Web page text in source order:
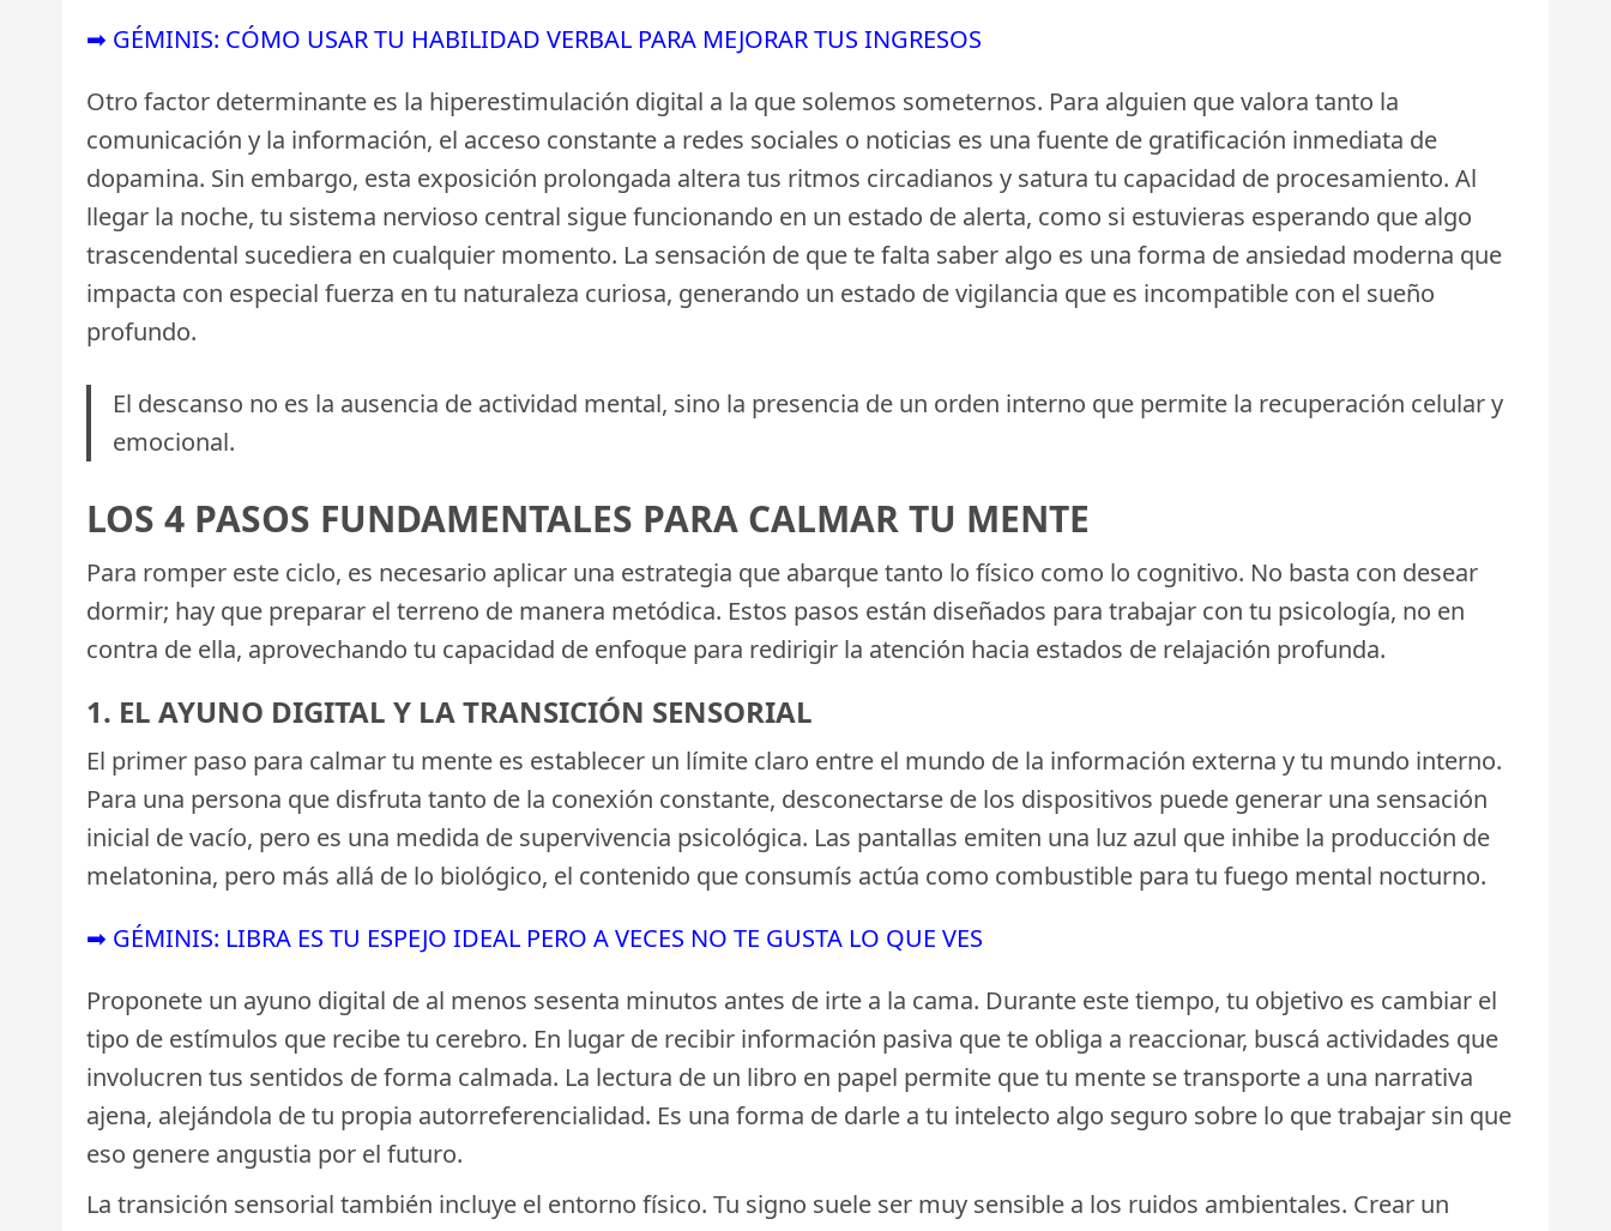
➡ GÉMINIS: CÓMO USAR TU HABILIDAD VERBAL PARA MEJORAR TUS INGRESOS
Otro factor determinante es la hiperestimulación digital a la que solemos someternos. Para alguien que valora tanto la
comunicación y la información, el acceso constante a redes sociales o noticias es una fuente de gratificación inmediata de
dopamina. Sin embargo, esta exposición prolongada altera tus ritmos circadianos y satura tu capacidad de procesamiento. Al
llegar la noche, tu sistema nervioso central sigue funcionando en un estado de alerta, como si estuvieras esperando que algo
trascendental sucediera en cualquier momento. La sensación de que te falta saber algo es una forma de ansiedad moderna que
impacta con especial fuerza en tu naturaleza curiosa, generando un estado de vigilancia que es incompatible con el sueño
profundo.
El descanso no es la ausencia de actividad mental, sino la presencia de un orden interno que permite la recuperación celular y
emocional.
LOS 4 PASOS FUNDAMENTALES PARA CALMAR TU MENTE
Para romper este ciclo, es necesario aplicar una estrategia que abarque tanto lo físico como lo cognitivo. No basta con desear
dormir; hay que preparar el terreno de manera metódica. Estos pasos están diseñados para trabajar con tu psicología, no en
contra de ella, aprovechando tu capacidad de enfoque para redirigir la atención hacia estados de relajación profunda.
1. EL AYUNO DIGITAL Y LA TRANSICIÓN SENSORIAL
El primer paso para calmar tu mente es establecer un límite claro entre el mundo de la información externa y tu mundo interno.
Para una persona que disfruta tanto de la conexión constante, desconectarse de los dispositivos puede generar una sensación
inicial de vacío, pero es una medida de supervivencia psicológica. Las pantallas emiten una luz azul que inhibe la producción de
melatonina, pero más allá de lo biológico, el contenido que consumís actúa como combustible para tu fuego mental nocturno.
➡ GÉMINIS: LIBRA ES TU ESPEJO IDEAL PERO A VECES NO TE GUSTA LO QUE VES
Proponete un ayuno digital de al menos sesenta minutos antes de irte a la cama. Durante este tiempo, tu objetivo es cambiar el
tipo de estímulos que recibe tu cerebro. En lugar de recibir información pasiva que te obliga a reaccionar, buscá actividades que
involucren tus sentidos de forma calmada. La lectura de un libro en papel permite que tu mente se transporte a una narrativa
ajena, alejándola de tu propia autorreferencialidad. Es una forma de darle a tu intelecto algo seguro sobre lo que trabajar sin que
eso genere angustia por el futuro.
La transición sensorial también incluye el entorno físico. Tu signo suele ser muy sensible a los ruidos ambientales. Crear un